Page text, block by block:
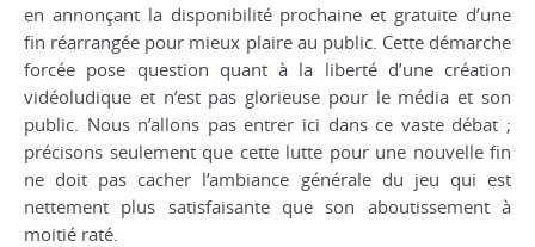
en annonçant la disponibilité prochaine et gratuite d’une
fin réarrangée pour mieux plaire au public. Cette démarche
forcée pose question quant à la liberté d’une création
vidéoludique et n’est pas glorieuse pour le média et son
public. Nous n’allons pas entrer ici dans ce vaste débat ;
précisons seulement que cette lutte pour une nouvelle fin
ne doit pas cacher l’ambiance générale du jeu qui est
nettement plus satisfaisante que son aboutissement à
moitié raté.